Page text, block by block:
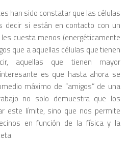
han sido constatar que las células
decir si están en contacto con un
cuesta menos (energéticamente
que a aquellas células que tienen
aquellas que tienen mayor
es que hasta ahora se
máximo de “amigos” de una
no solo demuestra que los
este límite, sino que nos permite
en función de la física y la